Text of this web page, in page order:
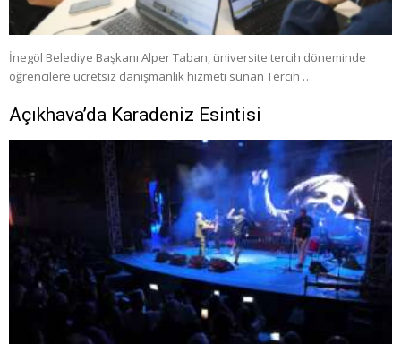
İnegöl Belediye Başkanı Alper Taban, üniversite tercih döneminde
öğrencilere ücretsiz danışmanlık hizmeti sunan Tercih …
Açıkhava’da Karadeniz Esintisi